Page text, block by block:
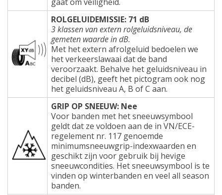
ROLGELUIDEMISSIE: 71 dB
3 klassen van extern rolgeluidsniveau, de
gemeten waarde in dB.
Met het extern afrolgeluid bedoelen we
het verkeerslawaai dat de band
veroorzaakt. Behalve het geluidsniveau in
decibel (dB), geeft het pictogram ook nog
het geluidsniveau A, B of C aan.
GRIP OP SNEEUW: Nee
Voor banden met het sneeuwsymbool
geldt dat ze voldoen aan de in VN/ECE-
regelement nr. 117 genoemde
minimumsneeuwgrip-indexwaarden en
geschikt zijn voor gebruik bij hevige
sneeuwcondities. Het sneeuwsymbool is te
vinden op winterbanden en veel all season
banden.